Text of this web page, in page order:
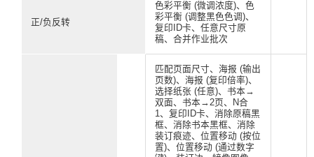
正/负反转
色彩平衡 (微调浓度)、色
彩平衡 (调整黑色色调)、
复印ID卡、任意尺寸原
稿、合并作业批次
匹配页面尺寸、海报 (输出
页数)、海报 (复印倍率)、
选择纸张 (任意)、书本→
双面、书本→2页、N合
1、复印ID卡、消除原稿黑
框、消除书本黑框、消除
装订痕迹、位置移动 (按位
置)、位置移动 (通过数字